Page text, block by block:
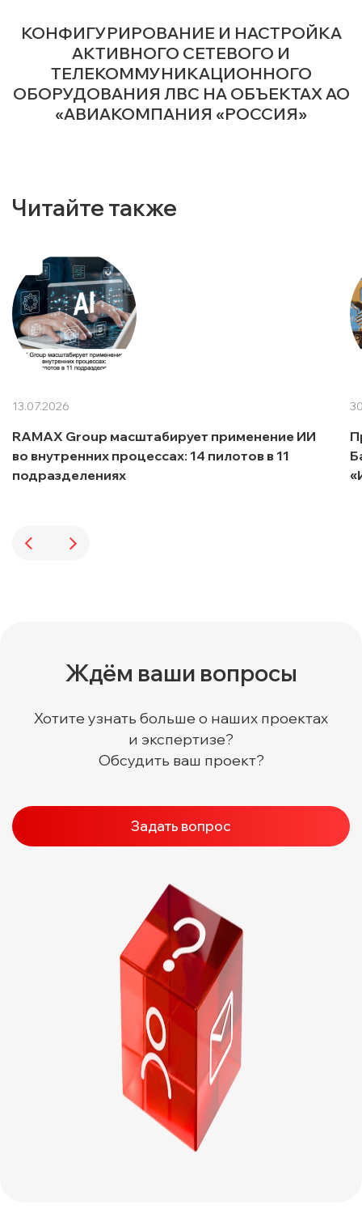
КОНФИГУРИРОВАНИЕ И НАСТРОЙКА
АКТИВНОГО СЕТЕВОГО И
ТЕЛЕКОММУНИКАЦИОННОГО
ОБОРУДОВАНИЯ ЛВС НА ОБЪЕКТАХ АО
«АВИАКОМПАНИЯ «РОССИЯ»
Читайте также
13.07.2026
RAMAX Group масштабирует применение ИИ
во внутренних процессах: 14 пилотов в 11
подразделениях
Ждём ваши вопросы
Хотите узнать больше о наших проектах
и экспертизе?
Обсудить ваш проект?
Задать вопрос